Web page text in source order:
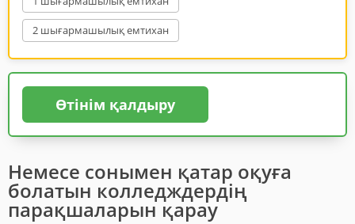
2 шығармашылық емтихан
Өтінім қалдыру
Немесе сонымен қатар оқуға
болатын колледждердің
парақшаларын қарау